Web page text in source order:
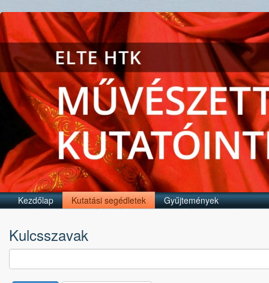
Kezdőlap Kutatási segédletek Gyűjtemények
Kulcsszavak